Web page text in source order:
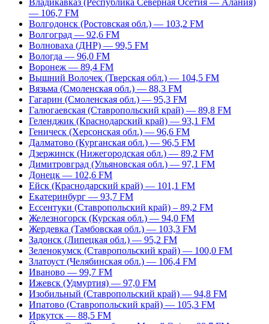
Владикавказ (Республика Северная Осетия — Алания)
— 106,7 FM
Волгодонск (Ростовская обл.) — 103,2 FM
Волгоград — 92,6 FM
Волноваха (ДНР) — 99,5 FM
Вологда — 96,0 FM
Воронеж — 89,4 FM
Вышний Волочек (Тверская обл.) — 104,5 FM
Вязьма (Смоленская обл.) — 88,3 FM
Гагарин (Смоленская обл.) — 95,3 FM
Галюгаевская (Ставропольский край) — 89,8 FM
Геленджик (Краснодарский край) — 93,1 FM
Геническ (Херсонская обл.) — 96,6 FM
Далматово (Курганская обл.) — 96,5 FM
Дзержинск (Нижегородская обл.) — 89,2 FM
Димитровград (Ульяновская обл.) — 97,1 FM
Донецк — 102,6 FM
Ейск (Краснодарский край) — 101,1 FM
Екатеринбург — 93,7 FM
Ессентуки (Ставропольский край) – 89,2 FM
Железногорск (Курская обл.) — 94,0 FM
Жердевка (Тамбовская обл.) — 103,3 FM
Задонск (Липецкая обл.) — 95,2 FM
Зеленокумск (Ставропольский край) — 100,0 FM
Златоуст (Челябинская обл.) — 106,4 FM
Иваново — 99,7 FM
Ижевск (Удмуртия) — 97,0 FM
Изобильный (Ставропольский край) — 94,8 FM
Ипатово (Ставропольский край) — 105,3 FM
Иркутск — 88,5 FM